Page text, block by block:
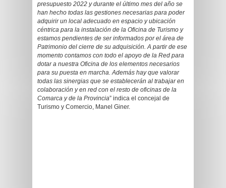
presupuesto 2022 y durante el último mes del año se
han hecho todas las gestiones necesarias para poder
adquirir un local adecuado en espacio y ubicación
céntrica para la instalación de la Oficina de Turismo y
estamos pendientes de ser informados por el área de
Patrimonio del cierre de su adquisición. A partir de ese
momento contamos con todo el apoyo de la Red para
dotar a nuestra Oficina de los elementos necesarios
para su puesta en marcha. Además hay que valorar
todas las sinergias que se establecerán al trabajar en
colaboración y en red con el resto de oficinas de la
Comarca y de la Provincia” indica el concejal de
Turismo y Comercio, Manel Giner.